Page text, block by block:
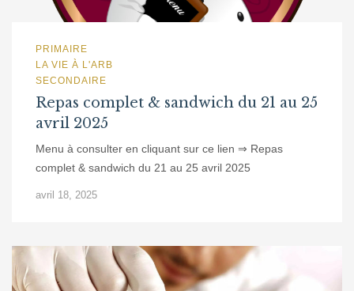
PRIMAIRE
LA VIE À L'ARB
SECONDAIRE
Repas complet & sandwich du 21 au 25
avril 2025
Menu à consulter en cliquant sur ce lien ⇒ Repas
complet & sandwich du 21 au 25 avril 2025
avril 18, 2025